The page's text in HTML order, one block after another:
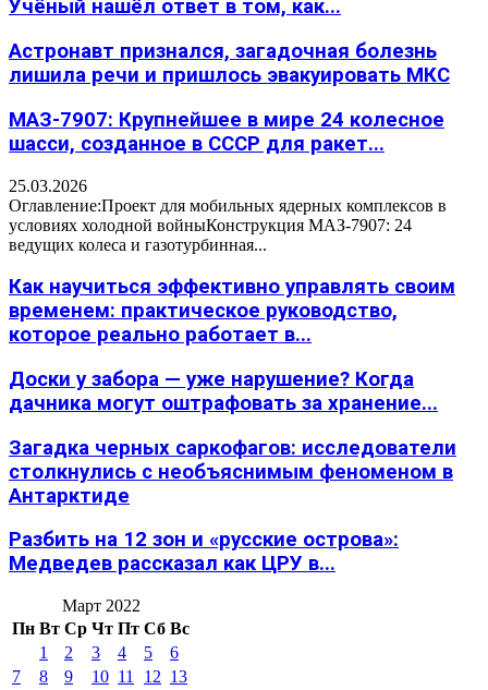
Учёный нашёл ответ в том, как...
Астронавт признался, загадочная болезнь
лишила речи и пришлось эвакуировать МКС
МАЗ-7907: Крупнейшее в мире 24 колесное
шасси, созданное в СССР для ракет...
25.03.2026
Оглавление:Проект для мобильных ядерных комплексов в
условиях холодной войныКонструкция МАЗ-7907: 24
ведущих колеса и газотурбинная...
Как научиться эффективно управлять своим
временем: практическое руководство,
которое реально работает в...
Доски у забора — уже нарушение? Когда
дачника могут оштрафовать за хранение...
Загадка черных саркофагов: исследователи
столкнулись с необъяснимым феноменом в
Антарктиде
Разбить на 12 зон и «русские острова»:
Медведев рассказал как ЦРУ в...
Март 2022
Пн Вт Ср Чт Пт Сб Вс
1
2 3 4 5
6
7
8 9 10 11 12 13